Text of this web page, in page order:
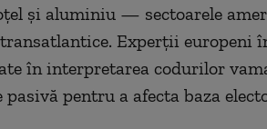
și aluminiu — sectoarele
Experții europeni
în interpretarea codurilor
pentru a afecta baza